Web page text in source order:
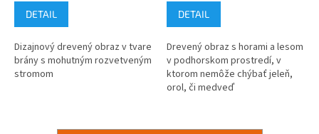
DETAIL
Dizajnový drevený obraz v tvare
brány s mohutným rozvetveným
stromom
DETAIL
Drevený obraz s horami a lesom
v podhorskom prostredí, v
ktorom nemôže chýbať jeleň,
orol, či medveď